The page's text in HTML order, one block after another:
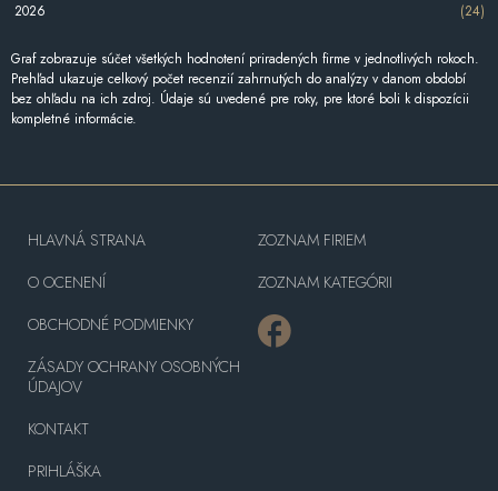
2026
(24)
Graf zobrazuje súčet všetkých hodnotení priradených firme v jednotlivých rokoch.
Prehľad ukazuje celkový počet recenzií zahrnutých do analýzy v danom období
bez ohľadu na ich zdroj. Údaje sú uvedené pre roky, pre ktoré boli k dispozícii
kompletné informácie.
HLAVNÁ STRANA
O OCENENÍ
OBCHODNÉ PODMIENKY
ZÁSADY OCHRANY OSOBNÝCH
ÚDAJOV
KONTAKT
PRIHLÁŠKA
ZOZNAM FIRIEM
ZOZNAM KATEGÓRII